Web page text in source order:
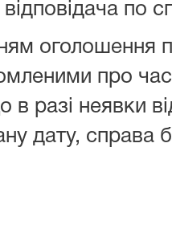
по
оголошення
про
разі неявки
дату, справа